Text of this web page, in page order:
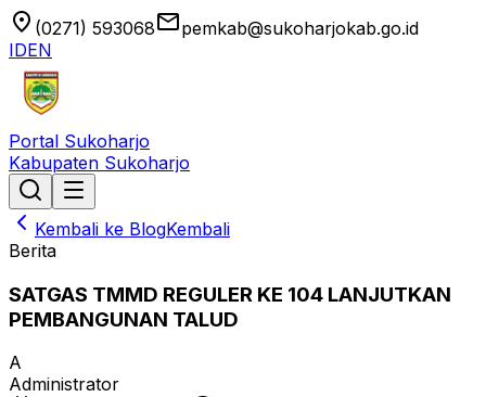
location_on (0271) 593068emailpemkab@sukoharjokab.go.id
IDEN
Portal Sukoharjo
Kabupaten Sukoharjo
Kembali ke BlogKembali
Berita
SATGAS TMMD REGULER KE 104 LANJUTKAN
PEMBANGUNAN TALUD
A
Administrator